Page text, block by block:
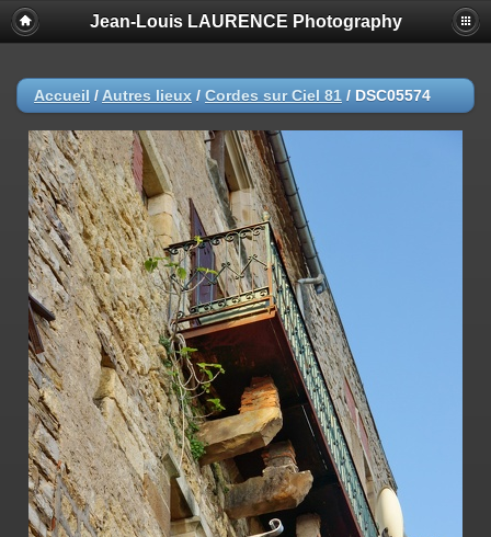
Jean-Louis LAURENCE Photography
Accueil / Autres lieux / Cordes sur Ciel 81 / DSC05574